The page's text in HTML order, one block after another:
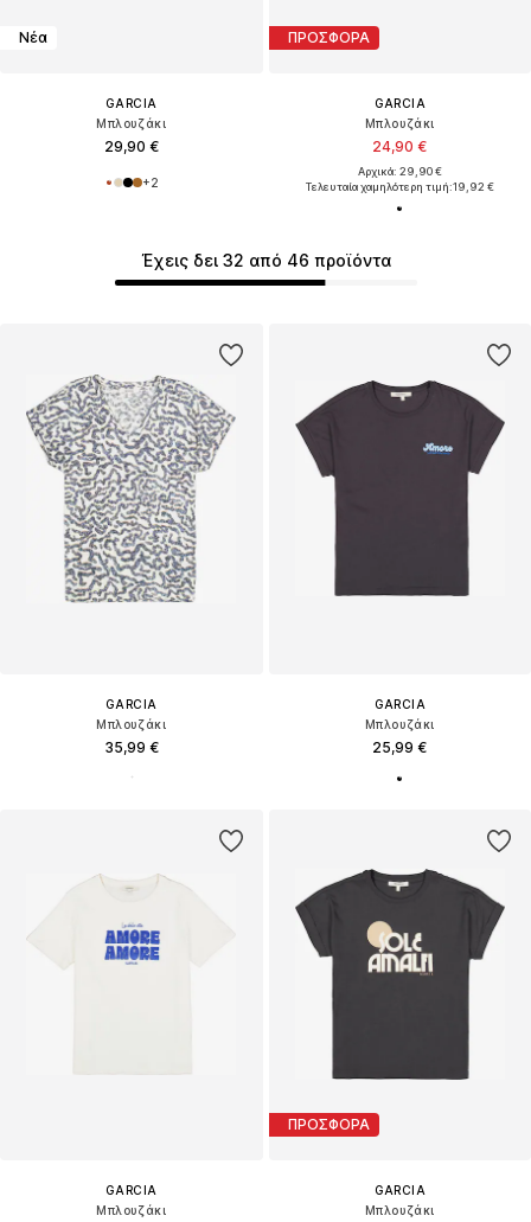
Νέα
GARCIA
Μπλουζάκι
29,90 €
+2
ΠΡΟΣΦΟΡΑ
GARCIA
Μπλουζάκι
24,90 €
Αρχικά: 29,90 €
Τελευταία χαμηλότερη τιμή:19,92 €
Έχεις δει 32 από 46 προϊόντα
GARCIA
Μπλουζάκι
35,99 €
GARCIA
Μπλουζάκι
25,99 €
GARCIA
Μπλουζάκι
ΠΡΟΣΦΟΡΑ
GARCIA
Μπλουζάκι